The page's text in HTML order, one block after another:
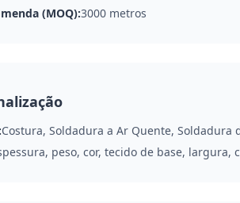
(MOQ):3000 metros
Costura, Soldadura a Ar Quente, Soldadura
peso, cor, tecido de base,